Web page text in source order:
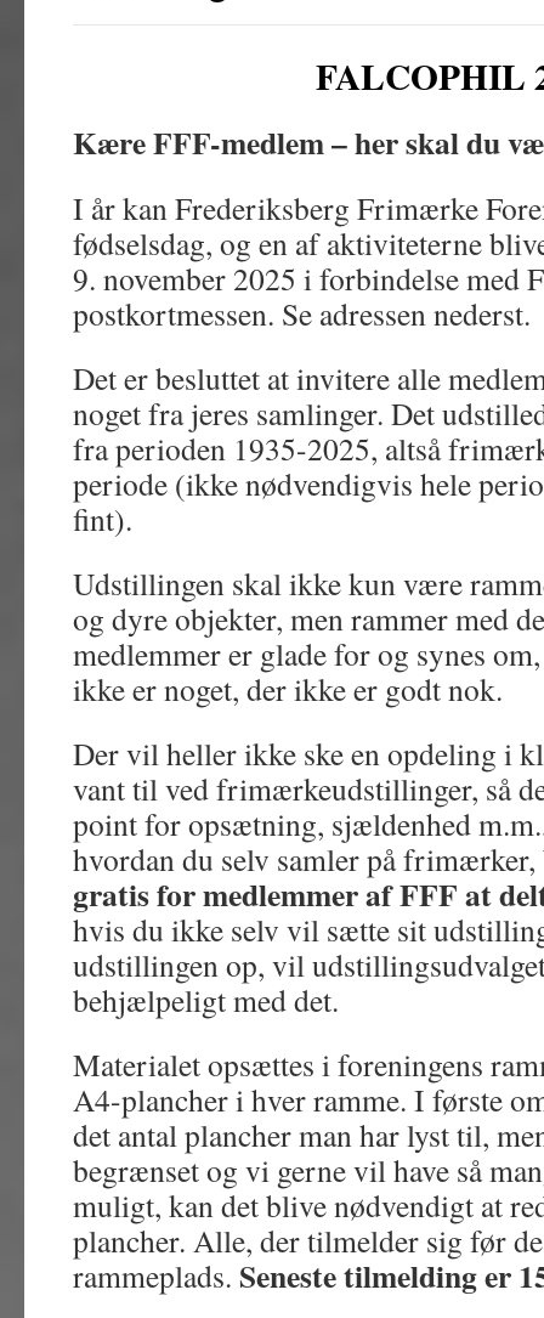
FALCOPHIL
Kære FFF-medlem – her skal du
I år kan Frederiksberg Frimærke
fødselsdag, og en af aktiviteterne
9. november 2025 i forbindelse med
postkortmessen. Se adressen nederst.
Det er besluttet at invitere alle
noget fra jeres samlinger. Det
fra perioden 1935-2025, altså
periode (ikke nødvendigvis hele
fint).
Udstillingen skal ikke kun være
og dyre objekter, men rammer med
medlemmer er glade for og synes
ikke er noget, der ikke er godt nok.
Der vil heller ikke ske en opdeling i
vant til ved frimærkeudstillinger, så
point for opsætning, sjældenhed
hvordan du selv samler på
gratis for medlemmer af FFF at
hvis du ikke selv vil sætte sit
udstillingen op, vil
behjælpeligt med det.
Materialet opsættes i foreningens
A4-plancher i hver ramme. I første
det antal plancher man har lyst til,
begrænset og vi gerne vil have så
muligt, kan det blive nødvendigt at
plancher. Alle, der tilmelder sig før
rammeplads. Seneste tilmelding er